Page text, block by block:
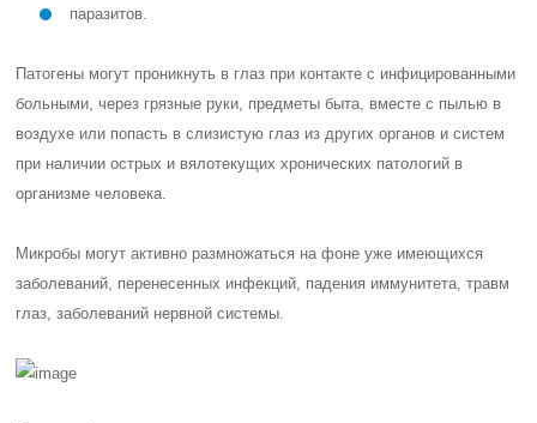
паразитов.
Патогены могут проникнуть в глаз при контакте с инфицированными
больными, через грязные руки, предметы быта, вместе с пылью в
воздухе или попасть в слизистую глаз из других органов и систем
при наличии острых и вялотекущих хронических патологий в
организме человека.
Микробы могут активно размножаться на фоне уже имеющихся
заболеваний, перенесенных инфекций, падения иммунитета, травм
глаз, заболеваний нервной системы.